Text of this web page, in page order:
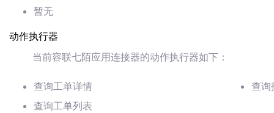
暂无
动作执行器
当前容联七陌应用连接器的动作执行器如下：
查询工单详情
查询工单列表
查询